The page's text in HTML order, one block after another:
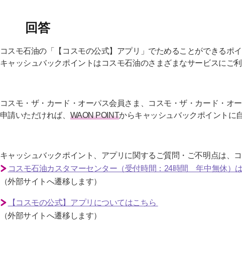
コスモ石油の「【コスモの公式】アプリ」でためることができるポイ
キャッシュバックポイントはコスモ石油のさまざまなサービスにご利
コスモ・ザ・カード・オーパス会員さま、コスモ・ザ・カード・オ
申請いただければ、 WAON POINTからキャッシュバックポイントに
キャッシュバックポイント、アプリに関するご質問・ご不明点は、
コスモ石油カスタマーセンター（受付時間：24時間 年中無休）
（外部サイトへ遷移します）
【コスモの公式】アプリについてはこちら
（外部サイトへ遷移します）